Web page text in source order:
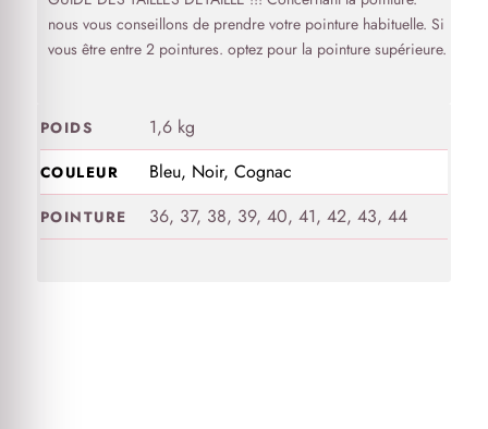
nous vous conseillons de prendre votre pointure habituelle. Si
vous être entre 2 pointures. optez pour la pointure supérieure.
POIDS 1,6 kg
COULEUR Bleu, Noir, Cognac
POINTURE 36, 37, 38, 39, 40, 41, 42, 43, 44